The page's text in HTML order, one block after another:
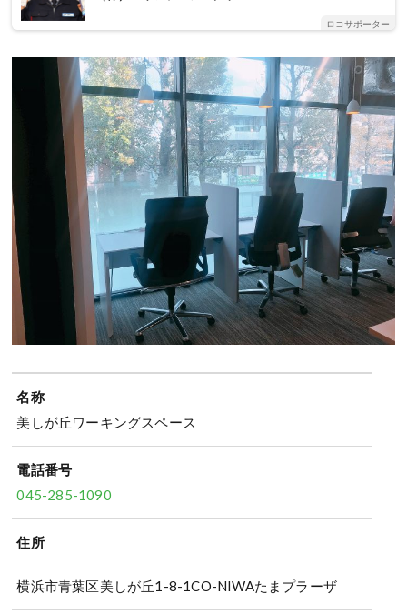
ロコサポーター
名称
美しが丘ワーキングスペース
電話番号
045-285-1090
住所
横浜市青葉区美しが丘1-8-1CO-NIWAたまプラーザ